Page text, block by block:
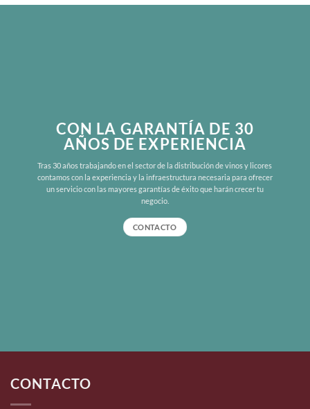
CON LA GARANTÍA DE 30
AÑOS DE EXPERIENCIA
Tras 30 años trabajando en el sector de la distribución de vinos y licores
contamos con la experiencia y la infraestructura necesaria para ofrecer
un servicio con las mayores garantías de éxito que harán crecer tu
negocio.
CONTACTO
CONTACTO